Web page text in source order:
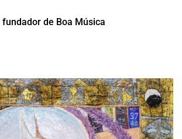
fundador de Boa Música